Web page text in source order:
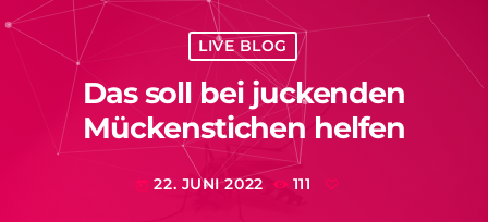
LIVE BLOG
Das soll bei juckenden
Mückenstichen helfen
today 22. JUNI 2022 111